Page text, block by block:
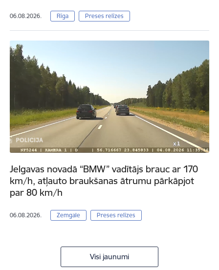
06.08.2026. Rīga Preses relīzes
Jelgavas novadā “BMW” vadītājs brauc ar 170
km/h, atļauto braukšanas ātrumu pārkāpjot
par 80 km/h
06.08.2026. Zemgale Preses relīzes
Visi jaunumi